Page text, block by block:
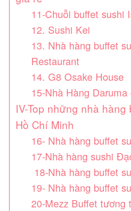
11-Chuỗi buffet sushi
12. Sushi Kei
13. Nhà hàng buffet
Restaurant
14. G8 Osake House
15-Nhà Hàng
IV-Top những nhà
Hồ Chí Minh
16- Nhà hàng buffet
17-Nhà hàng sushi
18-Nhà hàng buffet
19- Nhà hàng buffet
20-Mezz Buffet tương